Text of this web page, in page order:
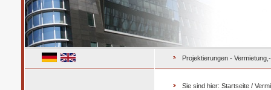
Projektierungen -
Sie sind hier: Startseite /